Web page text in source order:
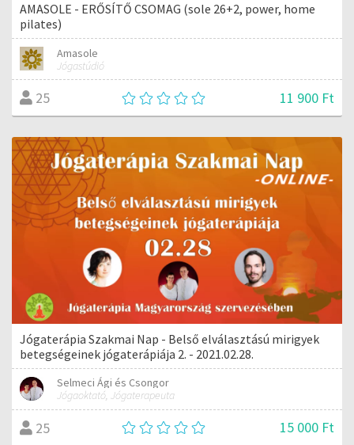
AMASOLE - ERŐSÍTŐ CSOMAG (sole 26+2, power, home
pilates)
Amasole
Jógastúdió
25 11 900 Ft
Jógaterápia Szakmai Nap - Belső elválasztású mirigyek
betegségeinek jógaterápiája 2. - 2021.02.28.
Selmeci Ági és Csongor
Jógaoktató, Jógaterapeuta
25 15 000 Ft